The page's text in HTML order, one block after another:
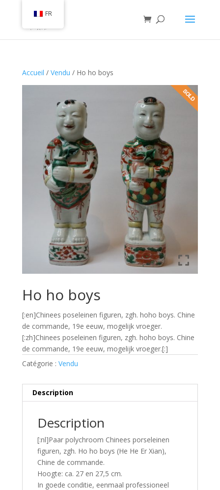
Accueil / Vendu / Ho ho boys
Ho ho boys
[:en]Chinees poseleinen figuren, zgh. hoho boys. Chine
de commande, 19e eeuw, mogelijk vroeger.
[:zh]Chinees poseleinen figuren, zgh. hoho boys. Chine
de commande, 19e eeuw, mogelijk vroeger.[:]
Catégorie : Vendu
Description
Description
[:nl]Paar polychroom Chinees porseleinen
figuren, zgh. Ho ho boys (He He Er Xian),
Chine de commande.
Hoogte: ca. 27 en 27,5 cm.
In goede conditie, eenmaal professioneel
FR